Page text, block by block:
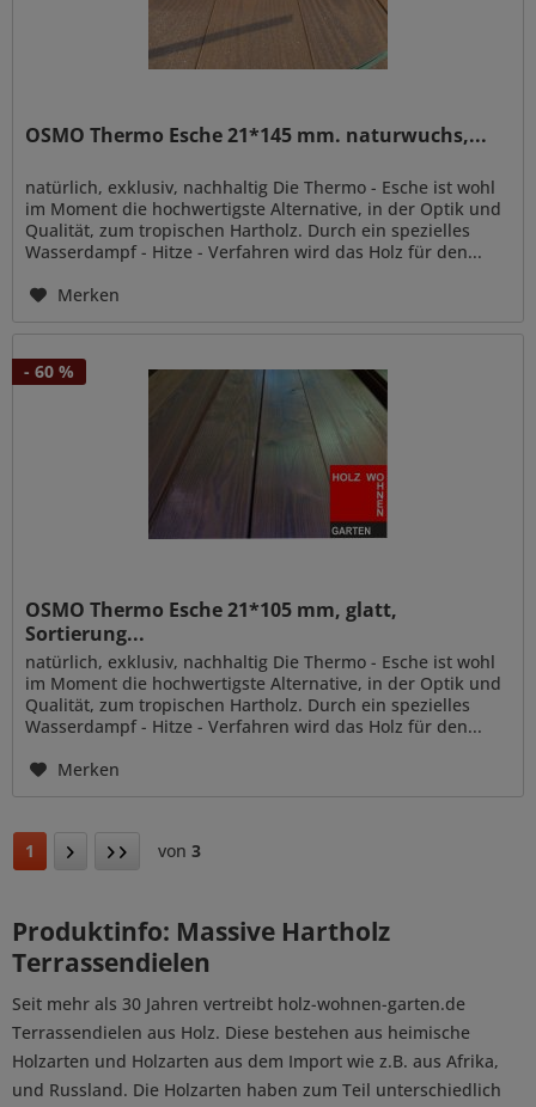
OSMO Thermo Esche 21*145 mm. naturwuchs,...
natürlich, exklusiv, nachhaltig Die Thermo - Esche ist wohl
im Moment die hochwertigste Alternative, in der Optik und
Qualität, zum tropischen Hartholz. Durch ein spezielles
Wasserdampf - Hitze - Verfahren wird das Holz für den...
Merken
- 60 %
OSMO Thermo Esche 21*105 mm, glatt,
Sortierung...
natürlich, exklusiv, nachhaltig Die Thermo - Esche ist wohl
im Moment die hochwertigste Alternative, in der Optik und
Qualität, zum tropischen Hartholz. Durch ein spezielles
Wasserdampf - Hitze - Verfahren wird das Holz für den...
Merken
1 von 3
Produktinfo: Massive Hartholz
Terrassendielen
Seit mehr als 30 Jahren vertreibt holz-wohnen-garten.de
Terrassendielen aus Holz. Diese bestehen aus heimische
Holzarten und Holzarten aus dem Import wie z.B. aus Afrika,
und Russland. Die Holzarten haben zum Teil unterschiedlich